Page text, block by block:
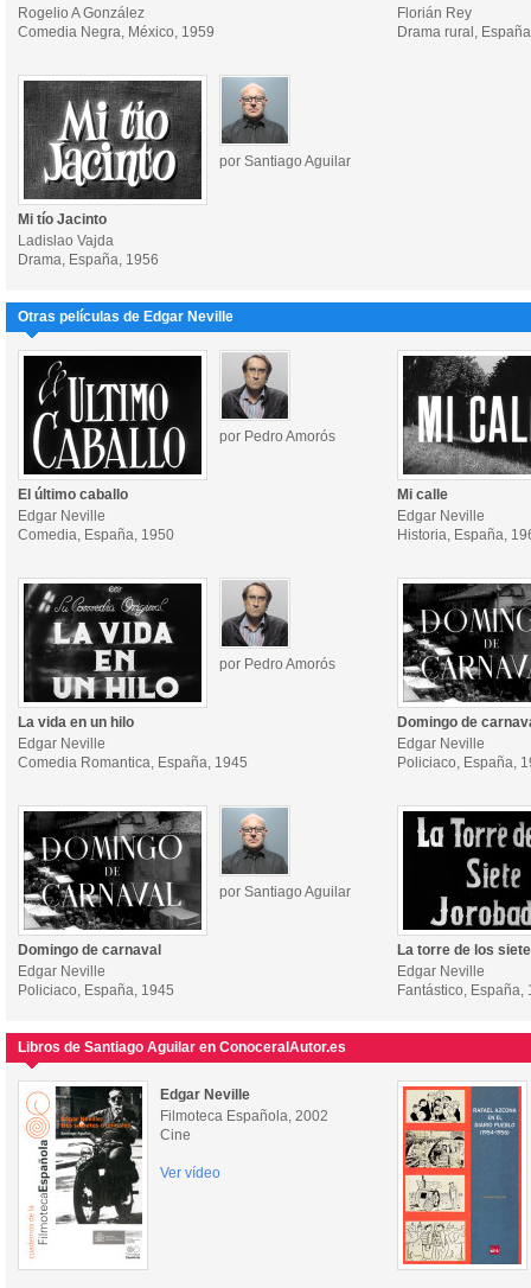
Rogelio A González
Comedia Negra, México, 1959
Florián Rey
Drama rural,
por Santiago Aguilar
Mi tío Jacinto
Ladislao Vajda
Drama, España, 1956
Otras películas de Edgar Neville
por Pedro Amorós
El último caballo
Edgar Neville
Comedia, España, 1950
Mi calle
Edgar Neville
Historia, España,
por Pedro Amorós
La vida en un hilo
Edgar Neville
Comedia Romantica, España, 1945
Domingo de
Edgar Neville
Policiaco, España,
por Santiago Aguilar
Domingo de carnaval
Edgar Neville
Policiaco, España, 1945
La torre de los
Edgar Neville
Fantástico, España,
Libros de Santiago Aguilar en ConoceralAutor.es
Edgar Neville
Filmoteca Española, 2002
Cine
Ver vídeo